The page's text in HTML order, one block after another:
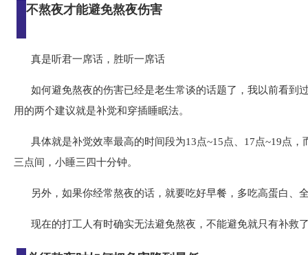
不熬夜才能避免熬夜伤害
真是听君一席话，胜听一席话
如何避免熬夜的伤害已经是老生常谈的话题了，我以前看到
用的两个建议就是补觉和穿插睡眠法。
具体就是补觉效率最高的时间段为13点~15点、17点~19点
三点间，小睡三四十分钟。
另外，如果你经常熬夜的话，就要吃好早餐，多吃高蛋白、
现在的打工人有时确实无法避免熬夜，不能避免就只有补救